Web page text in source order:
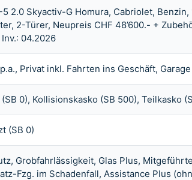
5 2.0 Skyactiv-G Homura, Cabriolet, Benzin,
2-Türer, Neupreis CHF 48’600.- +
Inv.: 04.2026
p.a., Privat inkl. Fahrten ins Geschäft,
0), Kollisionskasko (SB 500), Teilkasko
(SB 0)
Grobfahrlässigkeit, Glas Plus,
Fzg. im Schadenfall, Assistance Plus